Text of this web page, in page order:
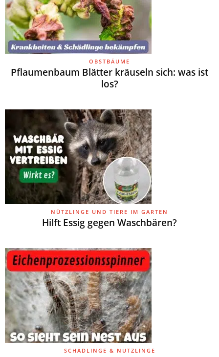
OBSTBÄUME
Pflaumenbaum Blätter kräuseln sich: was ist
los?
NÜTZLINGE UND TIERE IM GARTEN
Hilft Essig gegen Waschbären?
SCHÄDLINGE & NÜTZLINGE